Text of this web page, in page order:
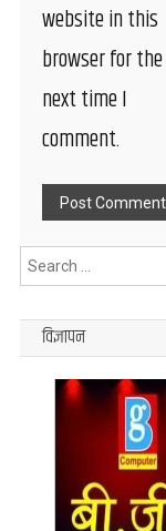
website in this
browser for the
next time I
comment.
विज्ञापन